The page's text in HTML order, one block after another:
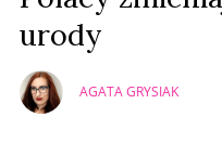
urody
AGATA GRYSIAK